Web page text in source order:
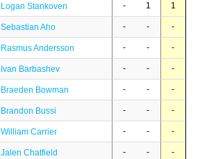
Logan Stankoven - 1 1
Sebastian Aho - - -
Rasmus Andersson - - -
Ivan Barbashev - - -
Braeden Bowman - - -
Brandon Bussi - - -
William Carrier - - -
Jalen Chatfield - - -